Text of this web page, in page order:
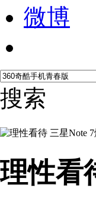
微博
搜索
理性看